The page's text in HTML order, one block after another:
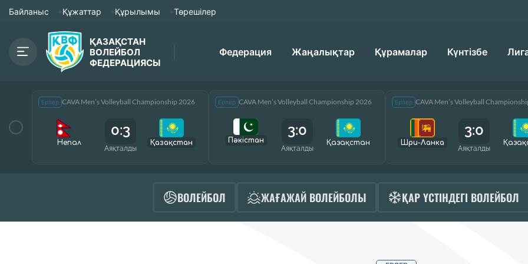
Байланыс Құжаттар Құрылымы Төрешілер
ҚАЗАҚСТАН
ВОЛЕЙБОЛ
ФЕДЕРАЦИЯСЫ
Федерация Жаңалықтар Құрамалар Күнтізбе
Ерлер CAVA Men’s Volleyball Championship 2026
Непал
0:3
Аяқталды
Қазақcтан
Ерлер CAVA Men’s Volleyball Championship 2026
Пәкістан
3:0
Аяқталды
Қазақcтан
Ерлер CAVA Men’s Volleyball
Шри-Ланка
3:0
Аяқталды
ВОЛЕЙБОЛ ЖАҒАЖАЙ ВОЛЕЙБОЛЫ ҚАР ҮСТІНДЕГІ ВОЛЕЙБОЛ